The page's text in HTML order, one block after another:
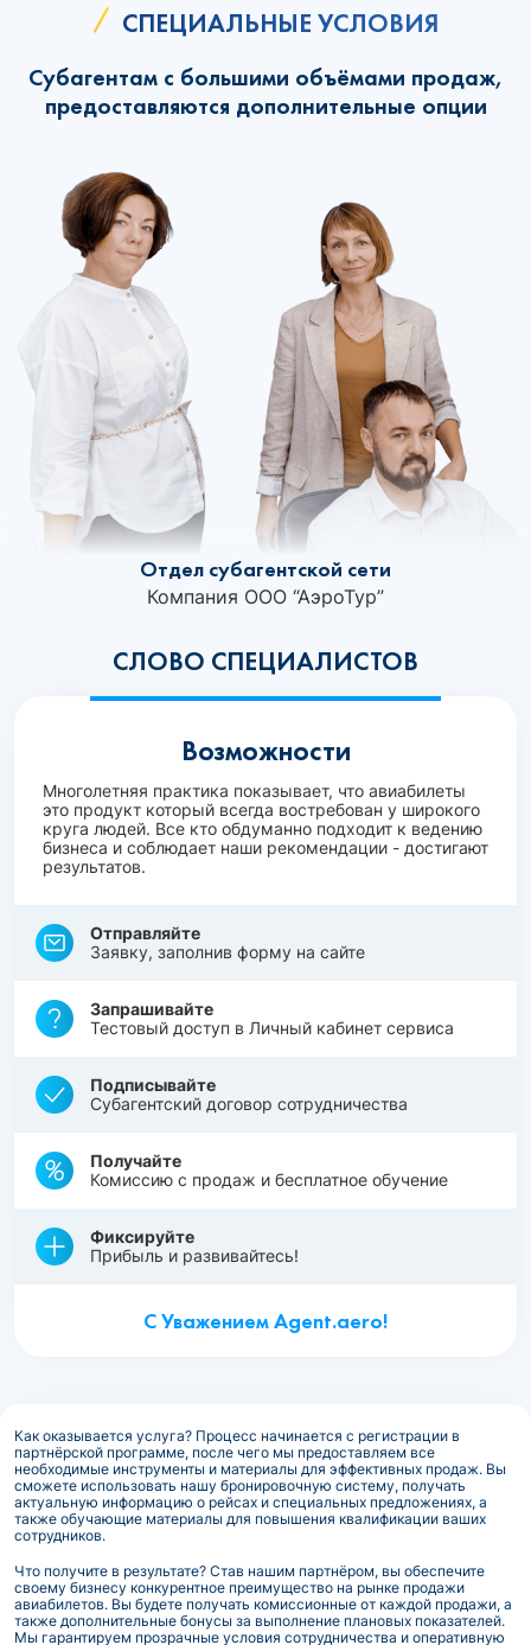
СПЕЦИАЛЬНЫЕ УСЛОВИЯ
Субагентам с большими объёмами продаж,
предоставляются дополнительные опции
СЛОВО СПЕЦИАЛИСТОВ
Отдел субагентской сети
Компания ООО “АэроТур”
Возможности
Многолетняя практика показывает, что авиабилеты
это продукт который всегда востребован у широкого
круга людей. Все кто обдуманно подходит к ведению
бизнеса и соблюдает наши рекомендации - достигают
результатов.
Отправляйте
Заявку, заполнив форму на сайте
Запрашивайте
Тестовый доступ в Личный кабинет сервиса
Подписывайте
Субагентский договор сотрудничества
Получайте
Комиссию с продаж и бесплатное обучение
Фиксируйте
Прибыль и развивайтесь!
С Уважением Agent.aero!
Как оказывается услуга? Процесс начинается с регистрации в
партнёрской программе, после чего мы предоставляем все
необходимые инструменты и материалы для эффективных продаж. Вы
сможете использовать нашу бронировочную систему, получать
актуальную информацию о рейсах и специальных предложениях, а
также обучающие материалы для повышения квалификации ваших
сотрудников.
Что получите в результате? Став нашим партнёром, вы обеспечите
своему бизнесу конкурентное преимущество на рынке продажи
авиабилетов. Вы будете получать комиссионные от каждой продажи, а
также дополнительные бонусы за выполнение плановых показателей.
Мы гарантируем прозрачные условия сотрудничества и оперативную